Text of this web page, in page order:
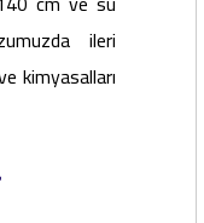
ileri
kimyasalları